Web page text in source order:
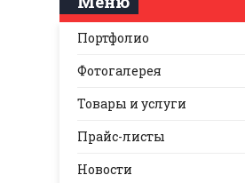
Портфолио
Фотогалерея
Товары и услуги
Прайс-листы
Новости